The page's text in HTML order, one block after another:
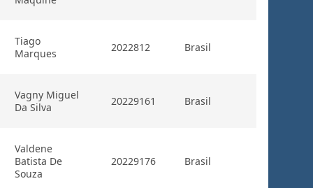
Tiago
Marques
2022812 Brasil
Vagny Miguel
Da Silva
20229161 Brasil
Valdene
Batista De
Souza
20229176 Brasil